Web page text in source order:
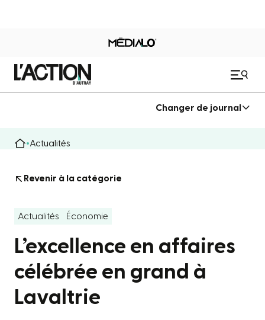
Changer de journal
Actualités
Revenir à la catégorie
Actualités Économie
L’excellence en affaires
célébrée en grand à
Lavaltrie